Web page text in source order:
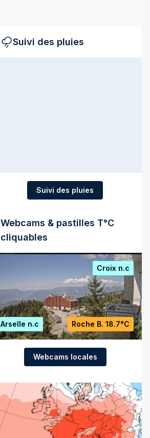
Suivi des pluies
Suivi des pluies
Webcams & pastilles T°C
cliquables
Croix n.c
Arselle n.c Roche B. 18.7°C
Webcams locales